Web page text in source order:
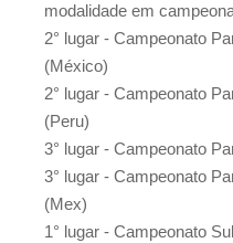
modalidade em
2° lugar - Campeonato
(México)
2° lugar - Campeonato
(Peru)
3° lugar - Campeonato
3° lugar - Campeonato
(Mex)
1° lugar - Campeonato